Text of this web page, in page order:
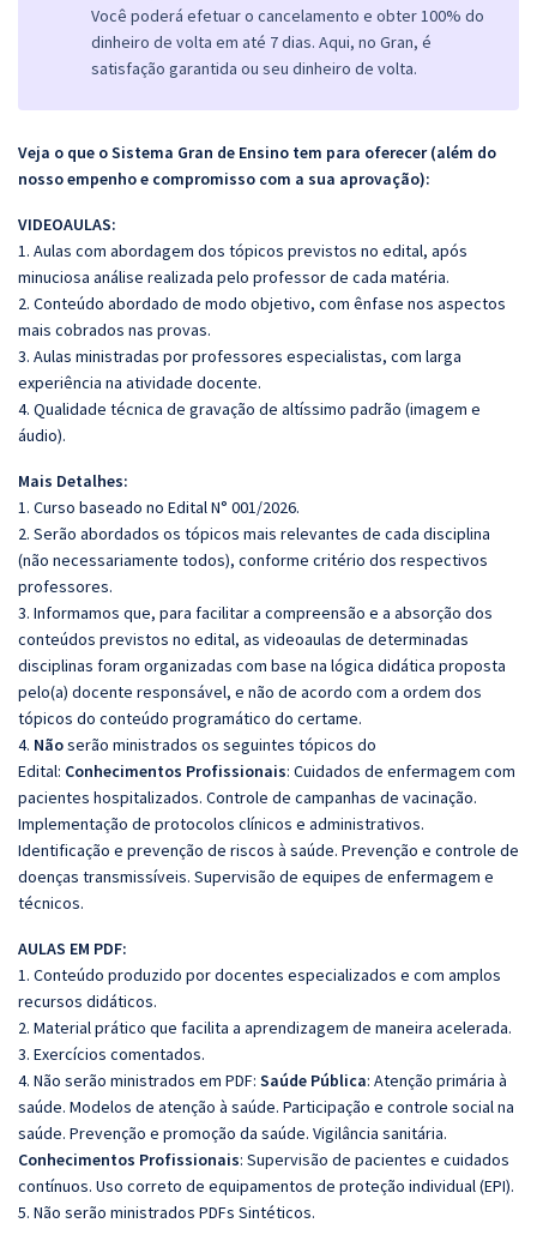
Você poderá efetuar o cancelamento e obter 100% do
dinheiro de volta em até 7 dias. Aqui, no Gran, é
satisfação garantida ou seu dinheiro de volta.
Veja o que o Sistema Gran de Ensino tem para oferecer (além do
nosso empenho e compromisso com a sua aprovação):
VIDEOAULAS:
1. Aulas com abordagem dos tópicos previstos no edital, após
minuciosa análise realizada pelo professor de cada matéria.
2. Conteúdo abordado de modo objetivo, com ênfase nos aspectos
mais cobrados nas provas.
3. Aulas ministradas por professores especialistas, com larga
experiência na atividade docente.
4. Qualidade técnica de gravação de altíssimo padrão (imagem e
áudio).
Mais Detalhes:
1. Curso baseado no Edital N° 001/2026.
2. Serão abordados os tópicos mais relevantes de cada disciplina
(não necessariamente todos), conforme critério dos respectivos
professores.
3. Informamos que, para facilitar a compreensão e a absorção dos
conteúdos previstos no edital, as videoaulas de determinadas
disciplinas foram organizadas com base na lógica didática proposta
pelo(a) docente responsável, e não de acordo com a ordem dos
tópicos do conteúdo programático do certame.
4. Nãoserão ministrados os seguintes tópicos do
Edital: Conhecimentos Profissionais: Cuidados de enfermagem com
pacientes hospitalizados. Controle de campanhas de vacinação.
Implementação de protocolos clínicos e administrativos.
Identificação e prevenção de riscos à saúde. Prevenção e controle de
doenças transmissíveis. Supervisão de equipes de enfermagem e
técnicos.
AULAS EM PDF:
1. Conteúdo produzido por docentes especializados e com amplos
recursos didáticos.
2. Material prático que facilita a aprendizagem de maneira acelerada.
3. Exercícios comentados.
4. Não serão ministrados em PDF: Saúde Pública: Atenção primária à
saúde. Modelos de atenção à saúde. Participação e controle social na
saúde. Prevenção e promoção da saúde. Vigilância sanitária.
Conhecimentos Profissionais: Supervisão de pacientes e cuidados
contínuos. Uso correto de equipamentos de proteção individual (EPI).
5. Não serão ministrados PDFs Sintéticos.